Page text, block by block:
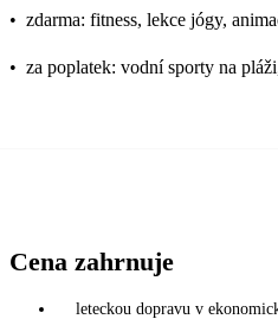
• zdarma: fitness, lekce jógy,
• za poplatek: vodní sporty na
Cena zahrnuje
leteckou dopravu v